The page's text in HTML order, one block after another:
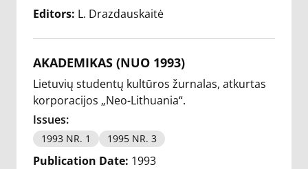
Editors: L. Drazdauskaitė
AKADEMIKAS (NUO 1993)
Lietuvių studentų kultūros žurnalas, atkurtas
korporacijos „Neo-Lithuania“.
Issues:
1993 NR. 1 1995 NR. 3
Publication Date: 1993